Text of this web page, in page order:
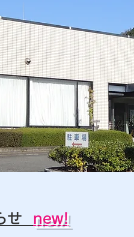
せ new!